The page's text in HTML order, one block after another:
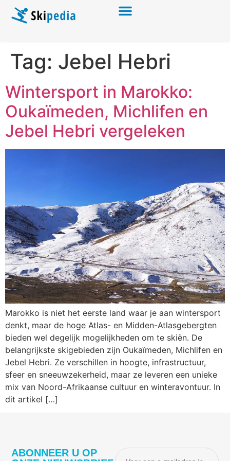
Tag: Jebel Hebri
Wintersport in Marokko:
Oukaïmeden, Michlifen en
Jebel Hebri vergeleken
Marokko is niet het eerste land waar je aan wintersport
denkt, maar de hoge Atlas- en Midden-Atlasgebergten
bieden wel degelijk mogelijkheden om te skiën. De
belangrijkste skigebieden zijn Oukaïmeden, Michlifen en
Jebel Hebri. Ze verschillen in hoogte, infrastructuur,
sfeer en sneeuwzekerheid, maar ze leveren een unieke
mix van Noord-Afrikaanse cultuur en winteravontuur. In
dit artikel […]
ABONNEER U OP